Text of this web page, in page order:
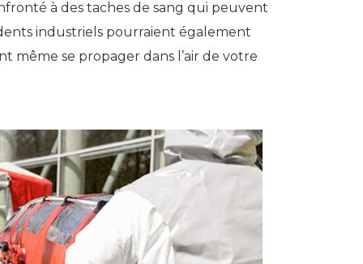
à des taches de sang qui peuvent
industriels pourraient également
même se propager dans l’air de votre